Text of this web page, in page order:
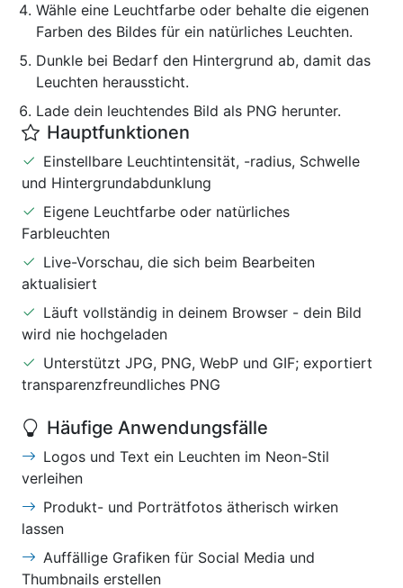
Wähle eine Leuchtfarbe oder behalte die eigenen
Farben des Bildes für ein natürliches Leuchten.
Dunkle bei Bedarf den Hintergrund ab, damit das
Leuchten heraussticht.
Lade dein leuchtendes Bild als PNG herunter.
Hauptfunktionen
Einstellbare Leuchtintensität, -radius, Schwelle
und Hintergrundabdunklung
Eigene Leuchtfarbe oder natürliches
Farbleuchten
Live-Vorschau, die sich beim Bearbeiten
aktualisiert
Läuft vollständig in deinem Browser - dein Bild
wird nie hochgeladen
Unterstützt JPG, PNG, WebP und GIF; exportiert
transparenzfreundliches PNG
Häufige Anwendungsfälle
Logos und Text ein Leuchten im Neon-Stil
verleihen
Produkt- und Porträtfotos ätherisch wirken
lassen
Auffällige Grafiken für Social Media und
Thumbnails erstellen